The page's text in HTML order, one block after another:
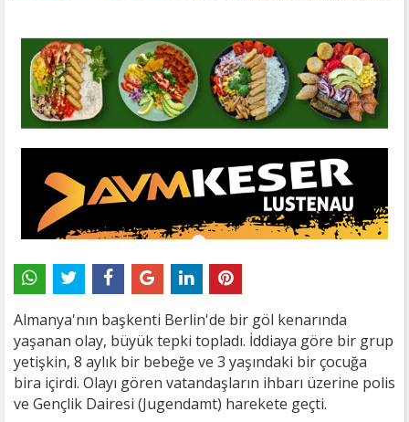
Almanya'nın başkenti Berlin'de bir göl kenarında
yaşanan olay, büyük tepki topladı. İddiaya göre bir grup
yetişkin, 8 aylık bir bebeğe ve 3 yaşındaki bir çocuğa
bira içirdi. Olayı gören vatandaşların ihbarı üzerine polis
ve Gençlik Dairesi (Jugendamt) harekete geçti.